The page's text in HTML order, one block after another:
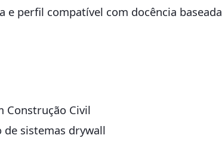
e perfil compatível com docência baseada
Construção Civil
de sistemas drywall